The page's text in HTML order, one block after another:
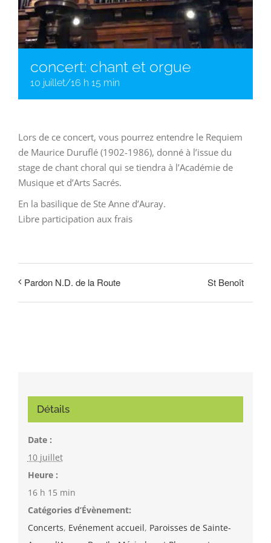
concert: chant et orgue
10 juillet/16 h 15 min
Lors de ce concert, vous pourrez entendre le Requiem
de Maurice Duruflé (1902-1986), donné à l’issue du
stage de chant choral qui se tiendra à l’Académie de
Musique et d’Arts Sacrés.
En la basilique de Ste Anne d’Auray.
Libre participation aux frais
Pardon N.D. de la Route St Benoît
Détails
Date :
10 juillet
Heure :
16 h 15 min
Catégories d’Évènement:
Concerts, Evénement accueil, Paroisses de Sainte-